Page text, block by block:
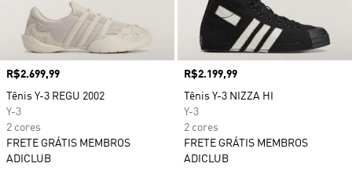
Preço
R$2.699,99
Tênis Y-3 REGU 2002
Y-3
2 cores
FRETE GRÁTIS MEMBROS
ADICLUB
Preço
R$2.199,99
Tênis Y-3 NIZZA HI
Y-3
2 cores
FRETE GRÁTIS MEMBROS
ADICLUB